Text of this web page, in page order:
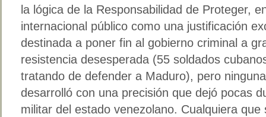
la lógica de la Responsabilidad de Proteger,
internacional público como una justificación
destinada a poner fin al gobierno criminal a
resistencia desesperada (55 soldados
tratando de defender a Maduro), pero
desarrolló con una precisión que dejó pocas
militar del estado venezolano. Cualquiera